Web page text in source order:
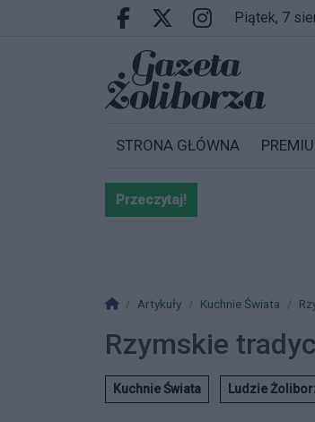
Przejdź do głównych treści
Przejdź do wyszukiwarki
Przejdź do głównego menu
Facebook.com
X.com piątek, 7
STRONA GŁÓWNA
Przeczytaj!
Strona główna
Artykuły Kuchnie Świata
Rzymskie
Kuchnie Świata Ludzie